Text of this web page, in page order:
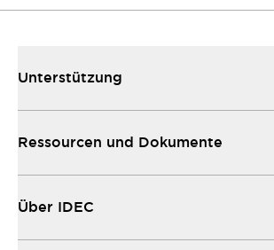
Unterstützung
Ressourcen und Dokumente
Über IDEC